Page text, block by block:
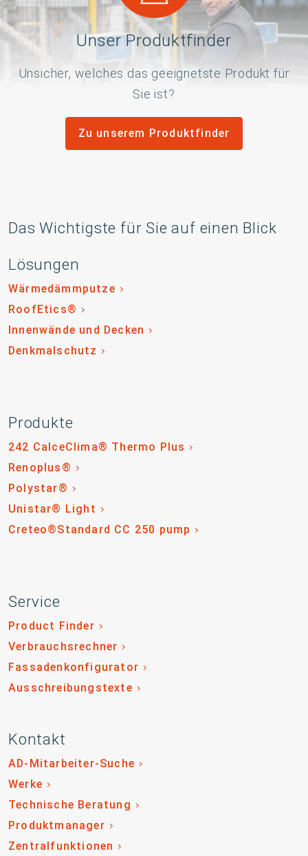
Unser Produktfinder
Unsicher, welches das geeignetste Produkt für
Sie ist?
Zu unserem Produktfinder
Das Wichtigste für Sie auf einen Blick
Lösungen
Wärmedämmputze
RoofEtics®
Innenwände und Decken
Denkmalschutz
Produkte
242 CalceClima® Thermo Plus
Renoplus®
Polystar®
Unistar® Light
Creteo®Standard CC 250 pump
Service
Product Finder
Verbrauchsrechner
Fassadenkonfigurator
Ausschreibungstexte
Kontakt
AD-Mitarbeiter-Suche
Werke
Technische Beratung
Produktmanager
Zentralfunktionen